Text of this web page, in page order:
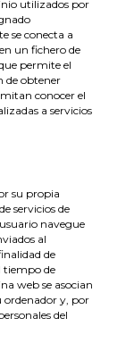
utilizados por
se conecta a
un fichero de
permite el
de obtener
conocer el
a servicios
su propia
servicios de
navegue
al
de
tiempo de
web se asocian
ordenador y, por
del